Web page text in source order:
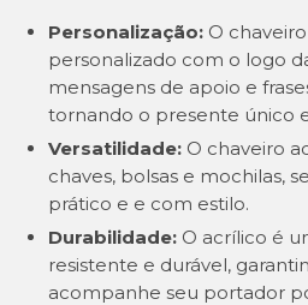
Personalização: O
personalizado com o logo
mensagens de apoio e
tornando o presente único
Versatilidade: O chaveiro
chaves, bolsas e mochilas,
prático e e com estilo.
Durabilidade: O acrílico é
resistente e durável,
acompanhe seu portador